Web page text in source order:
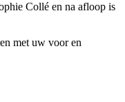
Collé en na afloop is
met uw voor en